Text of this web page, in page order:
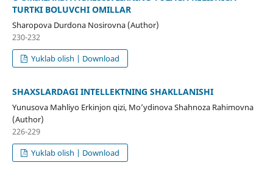
TURTKI BOʻLUVCHI OMILLAR
Sharopova Durdona Nosirovna (Author)
230-232
Yuklab olish | Download
SHAXSLARDAGI INTELLEKTNING SHAKLLANISHI
Yunusova Mahliyo Erkinjon qizi, Mo’ydinova Shahnoza Rahimovna
(Author)
226-229
Yuklab olish | Download